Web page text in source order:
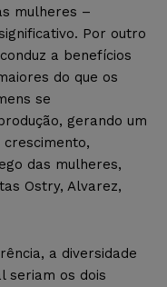
mulheres –
Por outro
a benefícios
do que os
se
gerando um
das mulheres,
Ostry, Alvarez,
a diversidade
seriam os dois